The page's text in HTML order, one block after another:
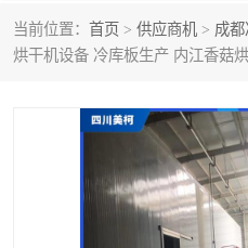
当前位置： 首页 > 供应商机 > 成
烘干机设备 冷库板生产 内江香菇
冷库安装，冷库价格
成都冻库，成都冻库价格
德阳冻库安装，德阳冷库
南充冻库设计,南充冻库安